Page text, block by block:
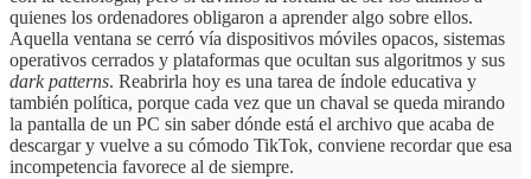
quienes los ordenadores obligaron a aprender algo sobre ellos.
Aquella ventana se cerró vía dispositivos móviles opacos, sistemas
operativos cerrados y plataformas que ocultan sus algoritmos y sus
dark patterns. Reabrirla hoy es una tarea de índole educativa y
también política, porque cada vez que un chaval se queda mirando
la pantalla de un PC sin saber dónde está el archivo que acaba de
descargar y vuelve a su cómodo TikTok, conviene recordar que esa
incompetencia favorece al de siempre.